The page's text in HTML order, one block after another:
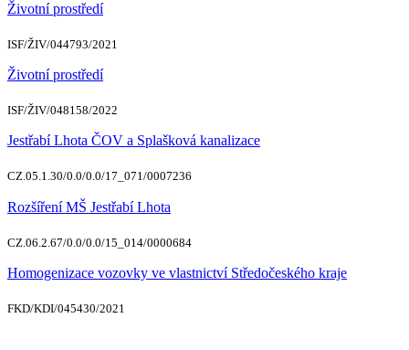
Životní prostředí
ISF/ŽIV/044793/2021
Životní prostředí
ISF/ŽIV/048158/2022
Jestřabí Lhota ČOV a Splašková kanalizace
CZ.05.1.30/0.0/0.0/17_071/0007236
Rozšíření MŠ Jestřabí Lhota
CZ.06.2.67/0.0/0.0/15_014/0000684
Homogenizace vozovky ve vlastnictví Středočeského kraje
FKD/KDI/045430/2021